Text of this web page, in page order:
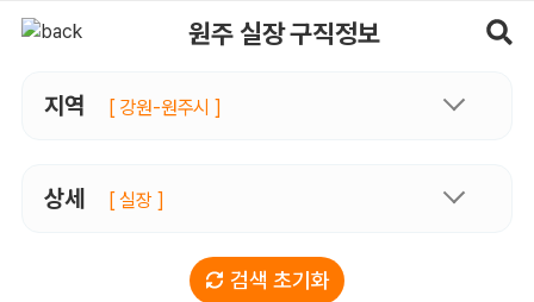
원주 실장 구직정보
지역 [ 강원-원주시 ]
상세 [ 실장 ]
검색 초기화